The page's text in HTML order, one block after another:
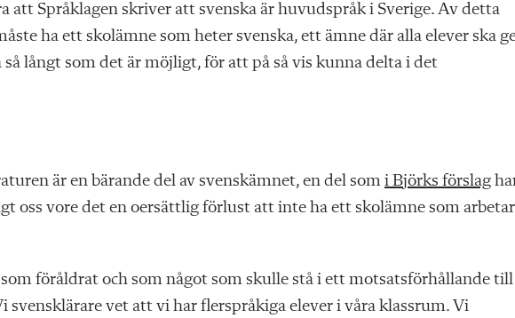
att Språklagen skriver att svenska är huvudspråk i Sverige. Av detta
ha ett skolämne som heter svenska, ett ämne där alla elever ska
långt som det är möjligt, för att på så vis kunna delta i det
är en bärande del av svenskämnet, en del som i Björks förslag
oss vore det en oersättlig förlust att inte ha ett skolämne som arbetar
föråldrat och som något som skulle stå i ett motsatsförhållande till
svensklärare vet att vi har flerspråkiga elever i våra klassrum. Vi